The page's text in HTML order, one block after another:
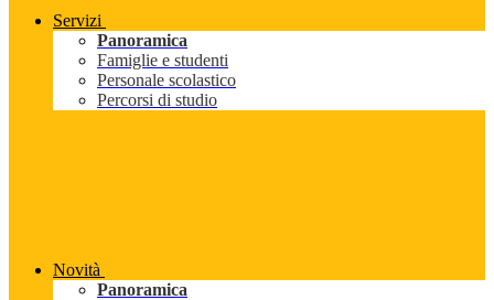
Servizi
Panoramica
Famiglie e studenti
Personale scolastico
Percorsi di studio
Novità
Panoramica